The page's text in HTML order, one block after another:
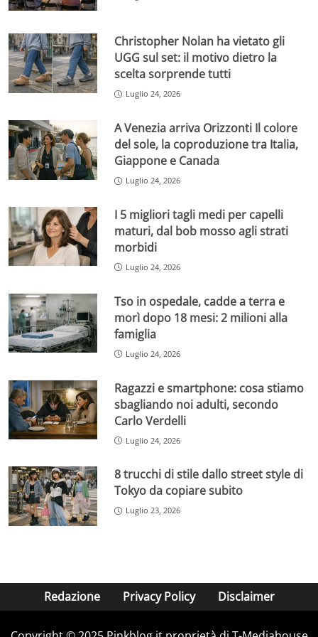
Christopher Nolan ha vietato gli
UGG sul set: il motivo dietro la
scelta sorprende tutti
Luglio 24, 2026
A Venezia arriva Orizzonti Il colore
del sole, la coproduzione tra Italia,
Giappone e Canada
Luglio 24, 2026
I 5 migliori tagli medi per capelli
maturi, dal bob mosso agli strati
morbidi
Luglio 24, 2026
Tso in ospedale, cadde a terra e
morì dopo 18 mesi: 2 milioni alla
famiglia
Luglio 24, 2026
Ragazzi e smartphone: cosa stiamo
sbagliando noi adulti, secondo
Carlo Verdelli
Luglio 24, 2026
8 trucchi di stile dallo street style di
Tokyo da copiare subito
Luglio 23, 2026
Redazione Privacy Policy Disclaimer